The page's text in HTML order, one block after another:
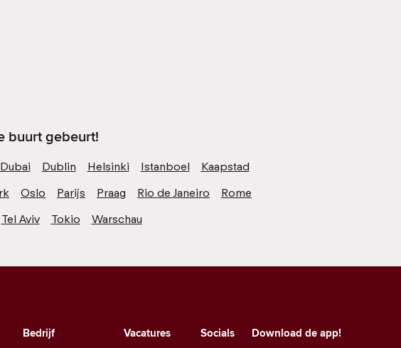
buurt gebeurt!
Dubai Dublin Helsinki Istanboel
Kaapstad
Oslo Parijs Praag Rio de Janeiro
Rome
Tel Aviv Tokio Warschau
Socials
Vacatures
Bedrijf Download de app!